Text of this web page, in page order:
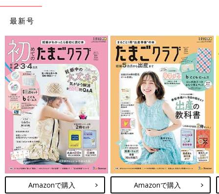
最新号
Amazonで購入 Amazonで購入